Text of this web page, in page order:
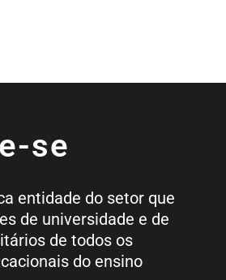
se
entidade do setor que
de universidade e de
de todos os
do ensino